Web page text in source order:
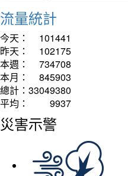
流量統計
今天：
101441
昨天：
102175
本週：
734708
本月：
845903
總計： 33049380
平均：
9937
災害示警